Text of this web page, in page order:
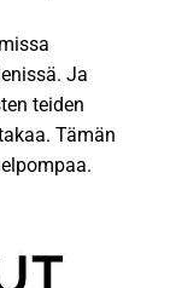
Ja
teiden
Tämän